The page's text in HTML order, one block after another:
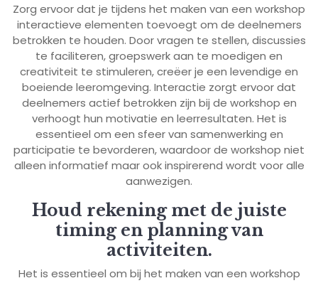
Zorg ervoor dat je tijdens het maken van een workshop
interactieve elementen toevoegt om de deelnemers
betrokken te houden. Door vragen te stellen, discussies
te faciliteren, groepswerk aan te moedigen en
creativiteit te stimuleren, creëer je een levendige en
boeiende leeromgeving. Interactie zorgt ervoor dat
deelnemers actief betrokken zijn bij de workshop en
verhoogt hun motivatie en leerresultaten. Het is
essentieel om een sfeer van samenwerking en
participatie te bevorderen, waardoor de workshop niet
alleen informatief maar ook inspirerend wordt voor alle
aanwezigen.
Houd rekening met de juiste
timing en planning van
activiteiten.
Het is essentieel om bij het maken van een workshop